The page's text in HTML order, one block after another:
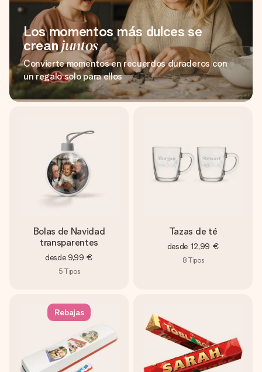
Los momentos más dulces se
creanjuntos
Convierte momentos en recuerdos duraderos con
un regalo solo para ellos
Bolas de Navidad
transparentes
desde 9,99 €
5 Tipos
Tazas de té
desde 12,99 €
8 Tipos
Rebajas